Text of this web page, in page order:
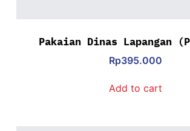
Pakaian Dinas Lapangan
Rp395.000
Add to cart